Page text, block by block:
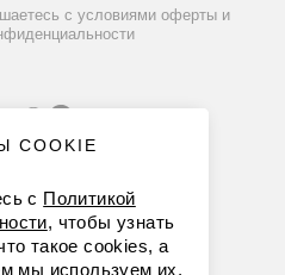
с условиями оферты и
05-08
COOKIE
с Политикой
, чтобы узнать
такое cookies, а
мы используем их.